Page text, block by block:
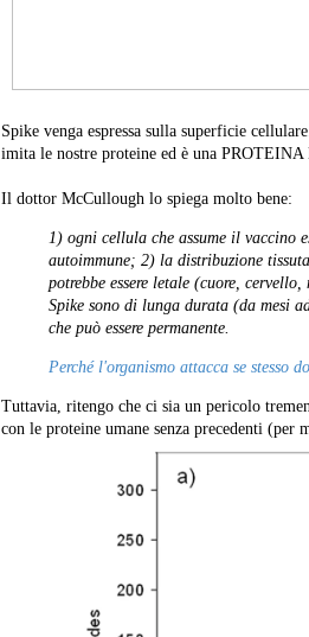
Spike venga espressa sulla superficie
imita le nostre proteine ed è una
Il dottor McCullough lo spiega molto bene:
1) ogni cellula che assume il vaccino
autoimmune; 2) la distribuzione
potrebbe essere letale (cuore,
Spike sono di lunga durata (da mesi
che può essere permanente.
Perché l'organismo attacca se stesso
Tuttavia, ritengo che ci sia un pericolo
con le proteine umane senza precedenti (per